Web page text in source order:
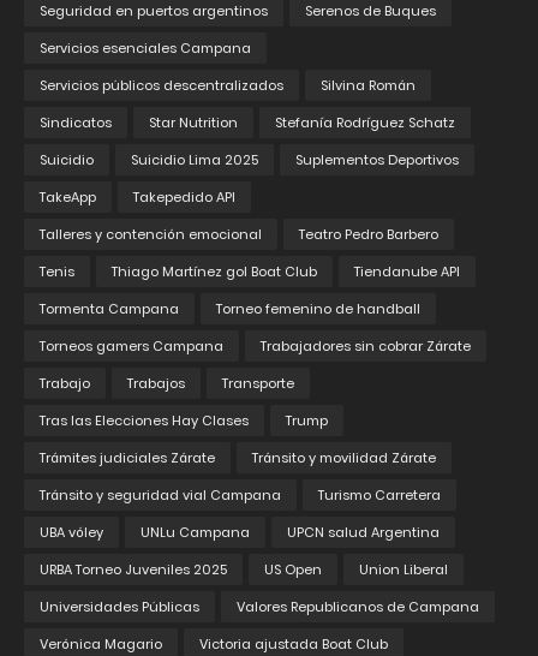
Seguridad en puertos argentinos
Serenos de Buques
Servicios esenciales Campana
Servicios públicos descentralizados
Silvina Román
Sindicatos
Star Nutrition
Stefanía Rodríguez Schatz
Suicidio
Suicidio Lima 2025
Suplementos Deportivos
TakeApp
Takepedido API
Talleres y contención emocional
Teatro Pedro Barbero
Tenis
Thiago Martínez gol Boat Club
Tiendanube API
Tormenta Campana
Torneo femenino de handball
Torneos gamers Campana
Trabajadores sin cobrar Zárate
Trabajo
Trabajos
Transporte
Tras las Elecciones Hay Clases
Trump
Trámites judiciales Zárate
Tránsito y movilidad Zárate
Tránsito y seguridad vial Campana
Turismo Carretera
UBA vóley
UNLu Campana
UPCN salud Argentina
URBA Torneo Juveniles 2025
US Open
Union Liberal
Universidades Públicas
Valores Republicanos de Campana
Verónica Magario
Victoria ajustada Boat Club